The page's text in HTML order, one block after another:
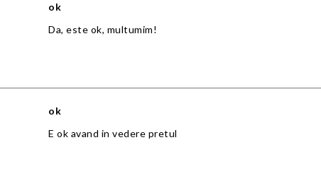
ok
Da, este ok, multumim!
ok
E ok avand in vedere pretul